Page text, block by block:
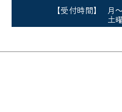
【受付時間】 月
土